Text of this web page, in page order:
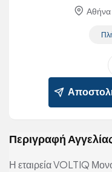
Αθήνα
Περιγραφή
Η εταιρεία VOLTIQ